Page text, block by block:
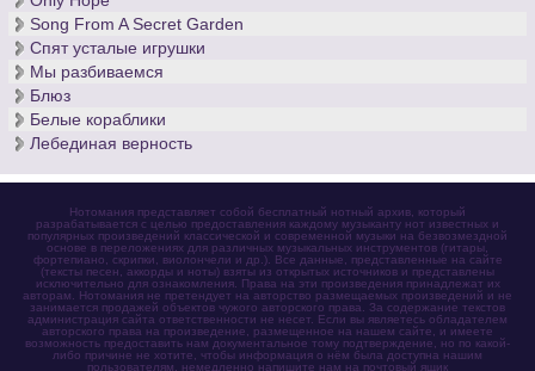
Song From A Secret Garden
Спят усталые игрушки
Мы разбиваемся
Блюз
Белые кораблики
Лебединая верность
Нотомания представляет собой бесплатный нотный архив, который
разрабатывается с целью предоставления каждому музыканту нот известных и
популярных произведений классической и современной музыки на безвозмездной
основе в переложениях для различных музыкальных инструментов (гитары,
фортепиано, скрипки, виолончели и др.). Все данные, представленные на сайте
(тексты песен, аккорды и ноты) взяты из открытых источников и представлены
исключительно для ознакомления. Права на эти произведения принадлежат их
авторам. Нотомания не претендует на авторство размещаемых произведений и не
занимается продажей объектов чужого авторского права. За содержание текстов
администрация сайта ответственности не несет. Если вы являетесь обладателем
авторского права на произведение, размещенное на нашем сайте, и имеете
возможность предоставить нам документальное тому подтверждение, но по какой-
либо причине не хотите, чтобы информация о нём была доступна нашим
пользователям, немедленно напишите нам на почтовый ящик